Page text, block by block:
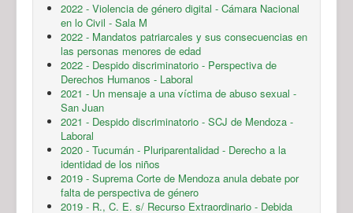
2022 - Violencia de género digital - Cámara Nacional
en lo Civil - Sala M
2022 - Mandatos patriarcales y sus consecuencias en
las personas menores de edad
2022 - Despido discriminatorio - Perspectiva de
Derechos Humanos - Laboral
2021 - Un mensaje a una víctima de abuso sexual -
San Juan
2021 - Despido discriminatorio - SCJ de Mendoza -
Laboral
2020 - Tucumán - Pluriparentalidad - Derecho a la
identidad de los niños
2019 - Suprema Corte de Mendoza anula debate por
falta de perspectiva de género
2019 - R., C. E. s/ Recurso Extraordinario - Debida